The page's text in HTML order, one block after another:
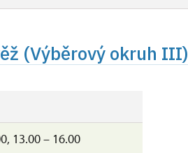
(Výběrový okruh III)
13.00 – 16.00